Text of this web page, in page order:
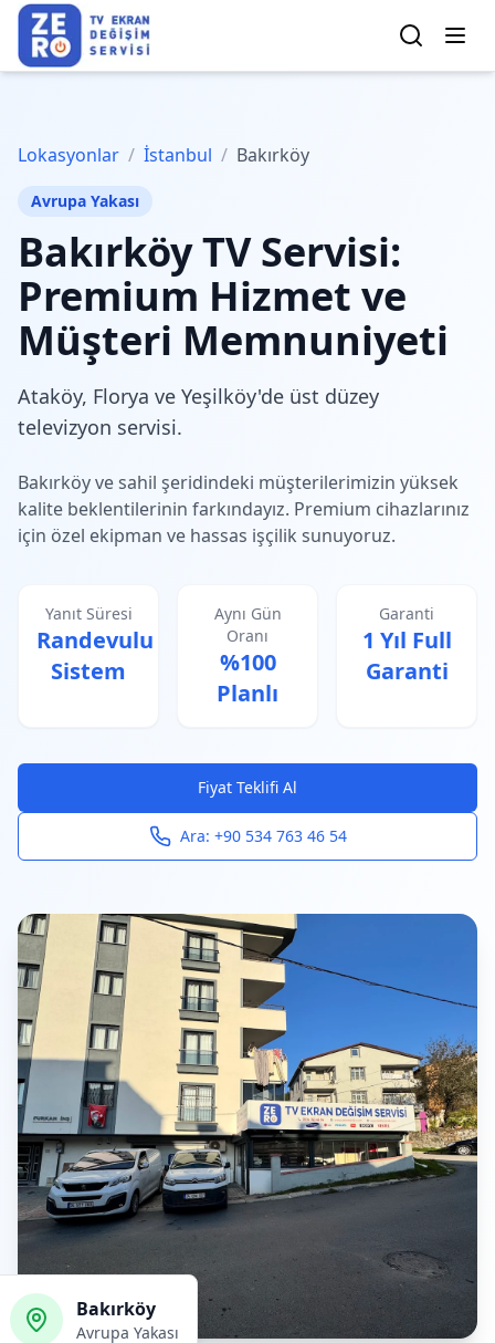
Lokasyonlar / İstanbul / Bakırköy
Avrupa Yakası
Bakırköy TV Servisi:
Premium Hizmet ve
Müşteri Memnuniyeti
Ataköy, Florya ve Yeşilköy'de üst düzey
televizyon servisi.
Bakırköy ve sahil şeridindeki müşterilerimizin yüksek
kalite beklentilerinin farkındayız. Premium cihazlarınız
için özel ekipman ve hassas işçilik sunuyoruz.
Yanıt Süresi
Randevulu
Sistem
Aynı Gün
Oranı
%100
Planlı
Garanti
1 Yıl Full
Garanti
Fiyat Teklifi Al
Ara: +90 534 763 46 54
Bakırköy
Avrupa Yakası